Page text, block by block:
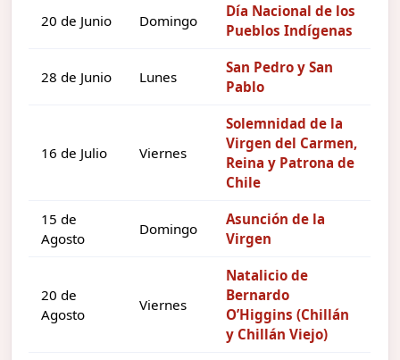
20 de Junio Domingo
Día Nacional de los
Pueblos Indígenas
28 de Junio Lunes
San Pedro y San
Pablo
16 de Julio Viernes
Solemnidad de la
Virgen del Carmen,
Reina y Patrona de
Chile
15 de
Agosto
Domingo
Asunción de la
Virgen
20 de
Agosto
Viernes
Natalicio de
Bernardo
O’Higgins (Chillán
y Chillán Viejo)